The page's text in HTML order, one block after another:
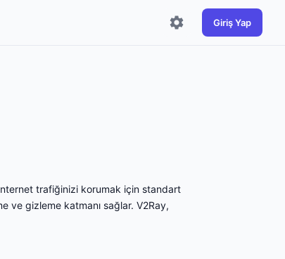
Giriş Yap
trafiğinizi korumak için standart
ve gizleme katmanı sağlar. V2Ray,